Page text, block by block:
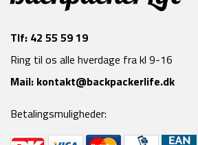
Tlf: 42 55 59 19
Ring til os alle hverdage fra kl 9-16
Mail: kontakt@backpackerlife.dk
Betalingsmuligheder: